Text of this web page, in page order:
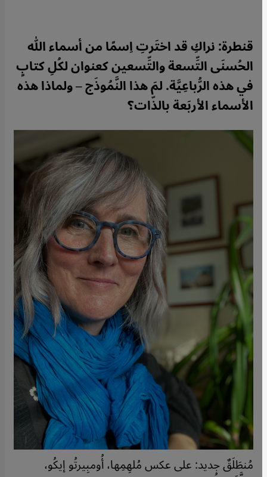
قنطرة: نراكِ قد اختَرتِ اِسمًا من أسماء الله
الحُسنَى التِّسعة والتِّسعين كعنوان لكُلِ كتابٍ
في هذه الرُّباعِيَّة. لمَ هذا النَّمُوذَج – ولماذا هذه
الأسماء الأربَعة بالذّات؟
مُنطَلَقٌ جديد: على عكس مُلهِمِها، أُومبِيرتُو إيكُو،